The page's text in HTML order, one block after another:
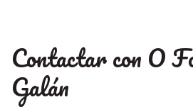
Contactar con O
Galán